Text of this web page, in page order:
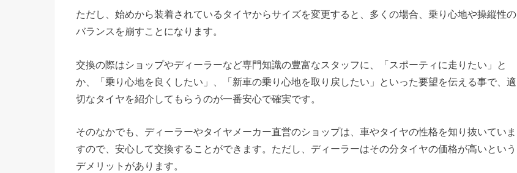
ただし、始めから装着されているタイヤからサイズを変更すると、多くの場合、乗り心地や操縦性の
バランスを崩すことになります。
交換の際はショップやディーラーなど専門知識の豊富なスタッフに、「スポーティに走りたい」と
か、「乗り心地を良くしたい」、「新車の乗り心地を取り戻したい」といった要望を伝える事で、適
切なタイヤを紹介してもらうのが一番安心で確実です。
そのなかでも、ディーラーやタイヤメーカー直営のショップは、車やタイヤの性格を知り抜いていま
すので、安心して交換することができます。ただし、ディーラーはその分タイヤの価格が高いという
デメリットがあります。